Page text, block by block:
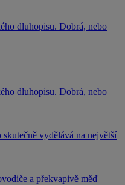
dluhopisu. Dobrá, nebo
dluhopisu. Dobrá, nebo
vydělává na největší
a překvapivě měď